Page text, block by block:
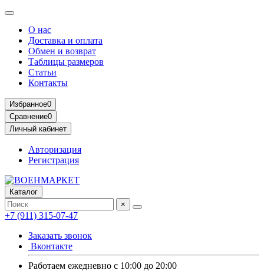
О нас
Доставка и оплата
Обмен и возврат
Таблицы размеров
Статьи
Контакты
Избранное0
Сравнение0
Личный кабинет
Авторизация
Регистрация
Каталог
×
+7 (911) 315-07-47
Заказать звонок
Вконтакте
Работаем ежедневно с 10:00 до 20:00